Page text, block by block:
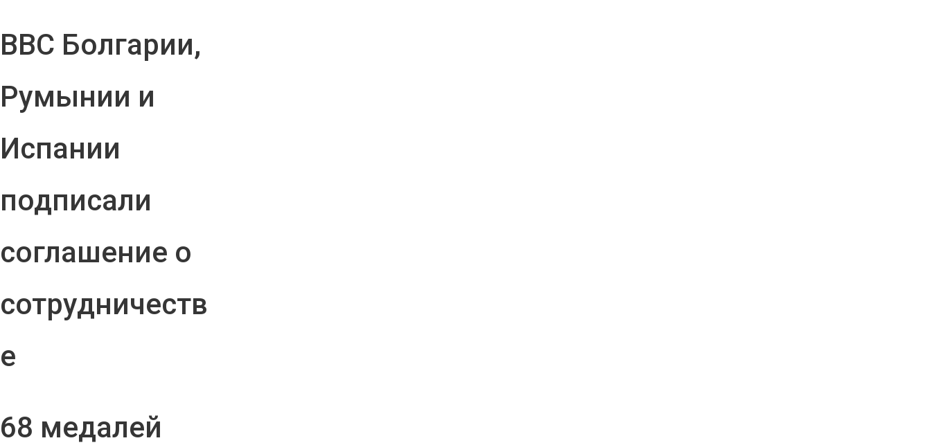
ВВС Болгарии,
Румынии и
Испании
подписали
соглашение о
сотрудничеств
е
68 медалей